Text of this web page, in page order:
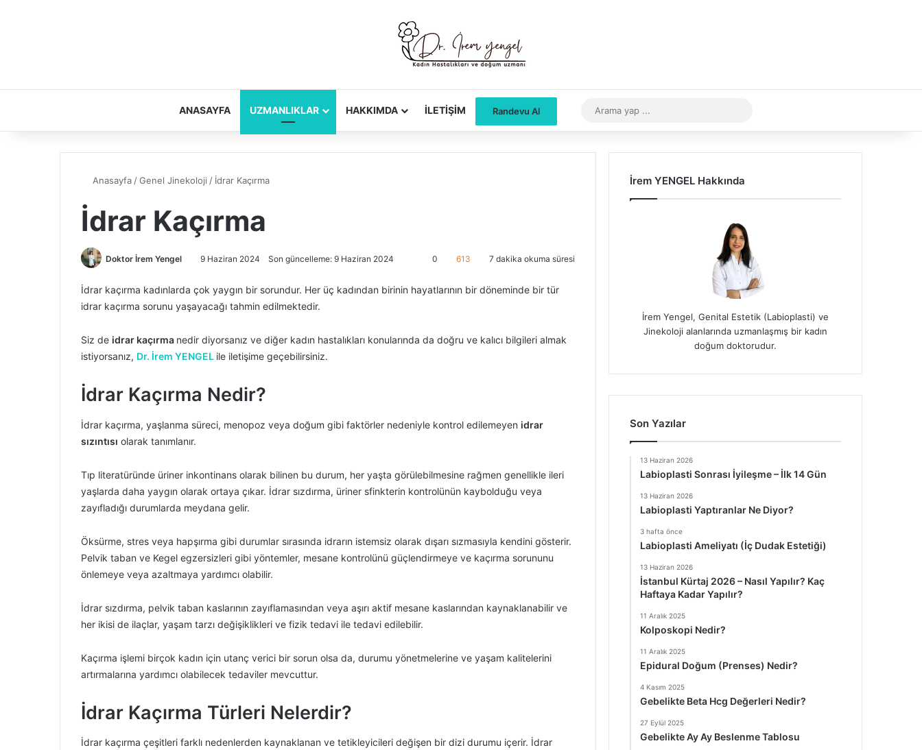
ANASAYFA UZMANLIKLAR HAKKIMDA İLETIŞIM Randevu Al Dış görünümü değiştir
yap
Anasayfa /Genel Jinekoloji / İdrar Kaçırma
İdrar Kaçırma
Doktor İrem Yengel 9 Haziran 2024 Son güncelleme: 9 Haziran 2024 0 613 7 dakika okuma süresi
İdrar kaçırma kadınlarda çok yaygın bir sorundur. Her üç kadından birinin hayatlarının bir döneminde bir tür
idrar kaçırma sorunu yaşayacağı tahmin edilmektedir.
Siz de idrar kaçırma nedir diyorsanız ve diğer kadın hastalıkları konularında da doğru ve kalıcı bilgileri almak
istiyorsanız, Dr. İrem YENGEL ile iletişime geçebilirsiniz.
İdrar Kaçırma Nedir?
İdrar kaçırma, yaşlanma süreci, menopoz veya doğum gibi faktörler nedeniyle kontrol edilemeyen idrar
sızıntısı olarak tanımlanır.
Tıp literatüründe üriner inkontinans olarak bilinen bu durum, her yaşta görülebilmesine rağmen genellikle ileri
yaşlarda daha yaygın olarak ortaya çıkar. İdrar sızdırma, üriner sfinkterin kontrolünün kaybolduğu veya
zayıfladığı durumlarda meydana gelir.
Öksürme, stres veya hapşırma gibi durumlar sırasında idrarın istemsiz olarak dışarı sızmasıyla kendini gösterir.
Pelvik taban ve Kegel egzersizleri gibi yöntemler, mesane kontrolünü güçlendirmeye ve kaçırma sorununu
önlemeye veya azaltmaya yardımcı olabilir.
İdrar sızdırma, pelvik taban kaslarının zayıflamasından veya aşırı aktif mesane kaslarından kaynaklanabilir ve
her ikisi de ilaçlar, yaşam tarzı değişiklikleri ve fizik tedavi ile tedavi edilebilir.
Kaçırma işlemi birçok kadın için utanç verici bir sorun olsa da, durumu yönetmelerine ve yaşam kalitelerini
artırmalarına yardımcı olabilecek tedaviler mevcuttur.
İdrar Kaçırma Türleri Nelerdir?
İdrar kaçırma çeşitleri farklı nedenlerden kaynaklanan ve tetikleyicileri değişen bir dizi durumu içerir. İdrar
İrem YENGEL Hakkında
İrem Yengel, Genital Estetik (Labioplasti) ve
Jinekoloji alanlarında uzmanlaşmış bir kadın
doğum doktorudur.
Son Yazılar
13 Haziran 2026
Labioplasti Sonrası İyileşme – İlk 14 Gün
13 Haziran 2026
Labioplasti Yaptıranlar Ne Diyor?
3 hafta önce
Labioplasti Ameliyatı (İç Dudak Estetiği)
13 Haziran 2026
İstanbul Kürtaj 2026 – Nasıl Yapılır? Kaç
Haftaya Kadar Yapılır?
11 Aralık 2025
Kolposkopi Nedir?
11 Aralık 2025
Epidural Doğum (Prenses) Nedir?
4 Kasım 2025
Gebelikte Beta Hcg Değerleri Nedir?
27 Eylül 2025
Gebelikte Ay Ay Beslenme Tablosu